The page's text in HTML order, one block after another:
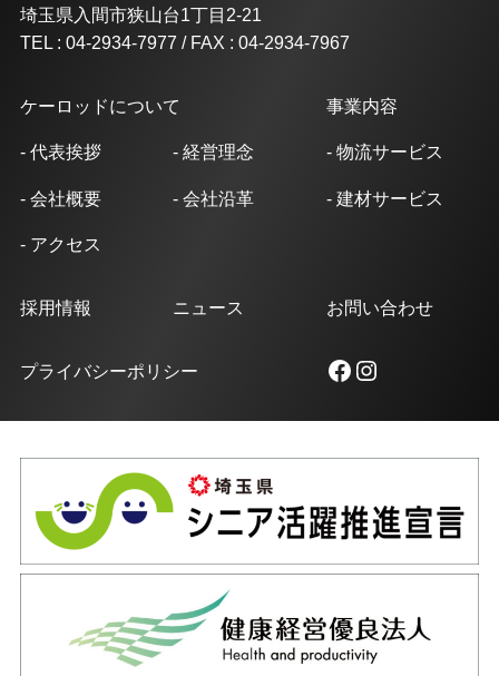
埼玉県入間市狭山台1丁目2-21
TEL : 04-2934-7977 / FAX : 04-2934-7967
ケーロッドについて
- 代表挨拶
- 会社概要
- アクセス
- 経営理念
- 会社沿革
事業内容
- 物流サービス
- 建材サービス
採用情報 ニュース お問い合わせ
プライバシーポリシー Facebook Instagram